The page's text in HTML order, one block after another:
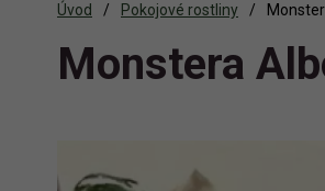
Úvod Pokojové rostliny
Monstera